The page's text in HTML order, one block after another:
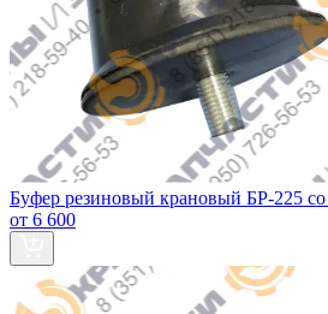
Буфер резиновый крановый БР-225
от 6 600